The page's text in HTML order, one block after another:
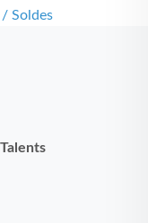
Soldes
Talents